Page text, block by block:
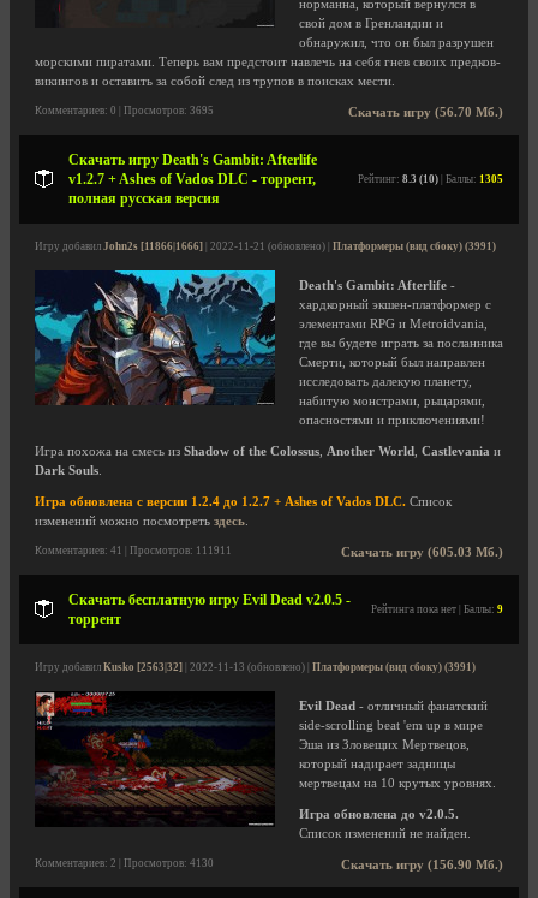
норманна, который вернулся в
свой дом в Гренландии и
обнаружил, что он был разрушен
морскими пиратами. Теперь вам предстоит навлечь на себя гнев своих предков-
викингов и оставить за собой след из трупов в поисках мести.
Скачать игру (56.70 Мб.)
Комментариев: 0 | Просмотров: 3695
Скачать игру Death's Gambit: Afterlife
v1.2.7 + Ashes of Vados DLC - торрент,
полная русская версия
Рейтинг: 8.3 (10) | Баллы: 1305
Игру добавил John2s [11866|1666] | 2022-11-21 (обновлено) | Платформеры (вид сбоку) (3991)
Death's Gambit: Afterlife -
хардкорный экшен-платформер с
элементами RPG и Metroidvania,
где вы будете играть за посланника
Смерти, который был направлен
исследовать далекую планету,
набитую монстрами, рыцарями,
опасностями и приключениями!
Игра похожа на смесь из Shadow of the Colossus Another World Castlevania и
Dark Souls
Игра обновлена с версии 1.2.4 до 1.2.7 + Ashes of Vados DLC. Список
изменений можно посмотреть здесь
Скачать игру (605.03 Мб.)
Комментариев: 41 | Просмотров: 111911
Скачать бесплатную игру Evil Dead v2.0.5 -
торрент
Рейтинга пока нет | Баллы: 9
Игру добавил Kusko [2563|32] | 2022-11-13 (обновлено) | Платформеры (вид сбоку) (3991)
Evil Dead - отличный фанатский
side-scrolling beat 'em up в мире
Эша из Зловещих Мертвецов,
который надирает задницы
мертвецам на 10 крутых уровнях.
Игра обновлена до v2.0.5.
Список изменений не найден.
Скачать игру (156.90 Мб.)
Комментариев: 2 | Просмотров: 4130